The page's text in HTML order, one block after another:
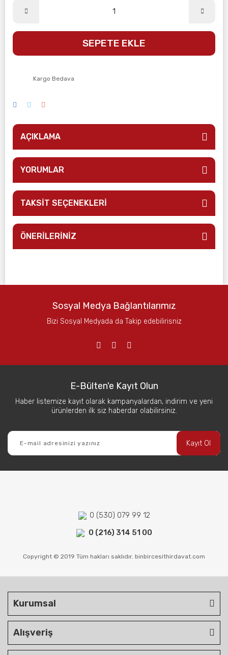
SEPETE EKLE
Kargo Bedava
AÇIKLAMA
YORUMLAR
TAKSİT SEÇENEKLERİ
ÖNERİLERİNİZ
Sosyal Medya Bağlantılarımız
Bizi Sosyal Medyada da Takip edebilirisniz
E-Bülten'e Kayıt Olun
Haber listemize kayıt olarak kampanyalardan, indirim ve yeni
ürünlerden ilk siz haberdar olabilirsiniz.
Kayıt Ol
0 (530) 079 99 12
0 (216) 314 51 00
Copyright © 2019 Tüm hakları saklıdır. binbircesithirdavat.com
Kurumsal
Alışveriş